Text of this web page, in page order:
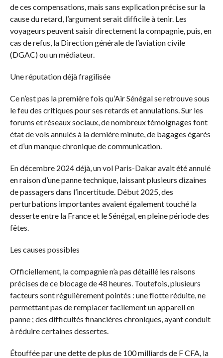
de ces compensations, mais sans explication précise sur la
cause du retard, l’argument serait difficile à tenir. Les
voyageurs peuvent saisir directement la compagnie, puis, en
cas de refus, la Direction générale de l’aviation civile
(DGAC) ou un médiateur.
Une réputation déjà fragilisée
Ce n’est pas la première fois qu’Air Sénégal se retrouve sous
le feu des critiques pour ses retards et annulations. Sur les
forums et réseaux sociaux, de nombreux témoignages font
état de vols annulés à la dernière minute, de bagages égarés
et d’un manque chronique de communication.
En décembre 2024 déjà, un vol Paris-Dakar avait été annulé
en raison d’une panne technique, laissant plusieurs dizaines
de passagers dans l’incertitude. Début 2025, des
perturbations importantes avaient également touché la
desserte entre la France et le Sénégal, en pleine période des
fêtes.
Les causes possibles
Officiellement, la compagnie n’a pas détaillé les raisons
précises de ce blocage de 48 heures. Toutefois, plusieurs
facteurs sont régulièrement pointés : une flotte réduite, ne
permettant pas de remplacer facilement un appareil en
panne ; des difficultés financières chroniques, ayant conduit
à réduire certaines dessertes.
Étouffée par une dette de plus de 100 milliards de F CFA, la